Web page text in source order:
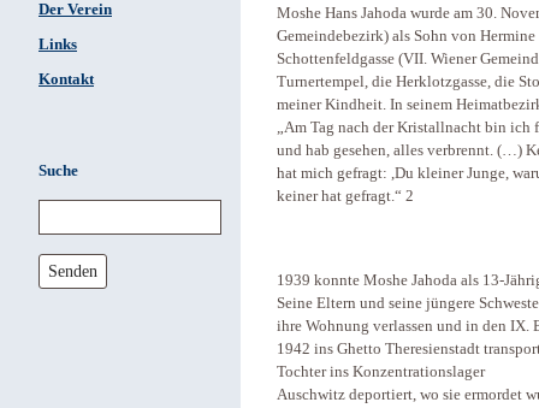
Der Verein
Links
Kontakt
Suche
Senden
Moshe Hans Jahoda wurde am 30.
Gemeindebezirk) als Sohn von
Schottenfeldgasse (VII. Wiener
Turnertempel, die Herklotzgasse, die
meiner Kindheit. In seinem
„Am Tag nach der Kristallnacht bin ich
und hab gesehen, alles verbrennt. (…)
hat mich gefragt: ,Du kleiner Junge,
keiner hat gefragt.“ 2
1939 konnte Moshe Jahoda als 13-
Seine Eltern und seine jüngere
ihre Wohnung verlassen und in den IX.
1942 ins Ghetto Theresienstadt
Tochter ins Konzentrationslager
Auschwitz deportiert, wo sie ermordet